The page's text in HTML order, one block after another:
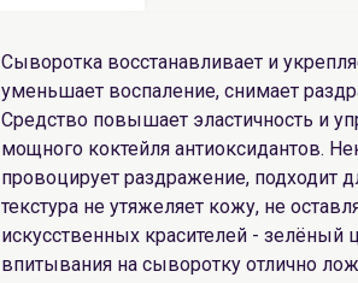
Сыворотка восстанавливает и
уменьшает воспаление, снимает
Средство повышает эластичность и
мощного коктейля антиоксидантов.
провоцирует раздражение, подходит
текстура не утяжеляет кожу, не
искусственных красителей - зелёный
впитывания на сыворотку отлично